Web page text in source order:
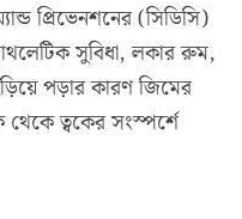
প্রিভেনশনের (সিডিসি)
সুবিধা, লকার রুম,
পড়ার কারণ জিমের
ত্বকের সংস্পর্শে